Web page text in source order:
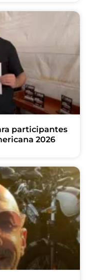
participantes
2026